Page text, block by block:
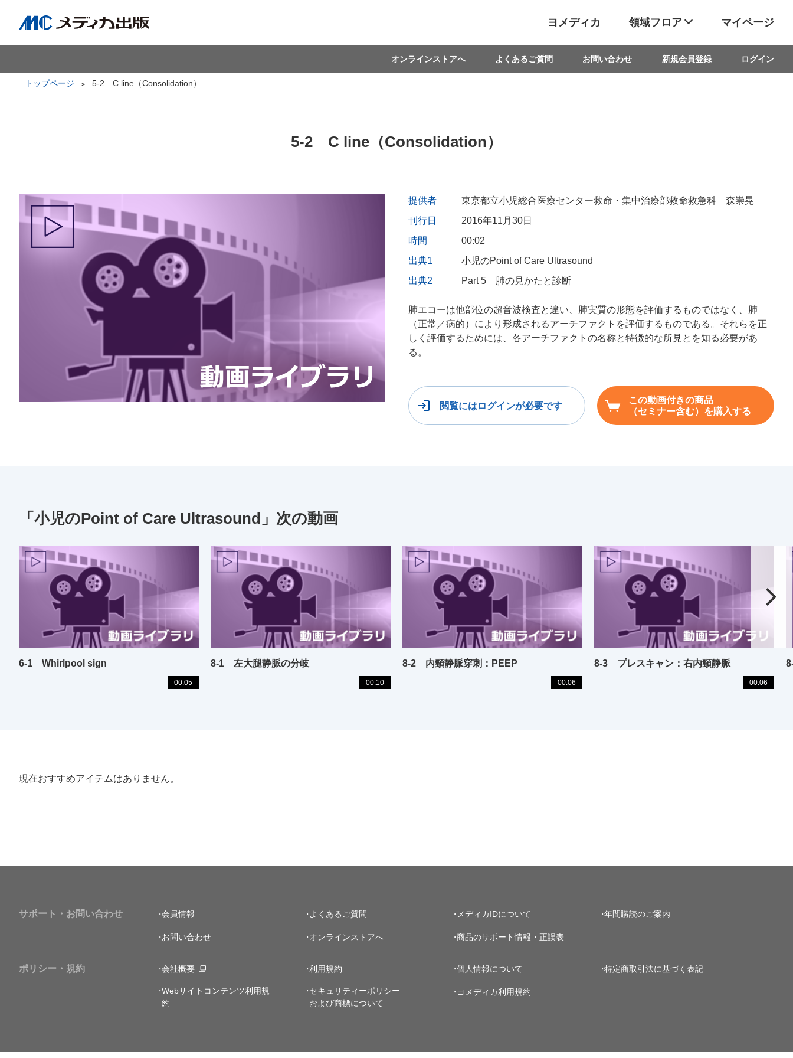
ヨメディカ 領域フロア マイページ
オンラインストアへ よくあるご質問 お問い合わせ 新規会員登録 ログイン
トップページ 5-2 C line（Consolidation）
5-2 C line（Consolidation）
提供者
東京都立小児総合医療センター救命・集中治療部救命救急科 森崇晃
刊行日
2016年11月30日
時間
00:02
出典1
小児のPoint of Care Ultrasound
出典2
Part 5 肺の見かたと診断
肺エコーは他部位の超音波検査と違い、肺実質の形態を評価するものではなく、肺
（正常／病的）により形成されるアーチファクトを評価するものである。それらを正
しく評価するためには、各アーチファクトの名称と特徴的な所見とを知る必要があ
る。
閲覧にはログインが必要です
この動画付きの商品
（セミナー含む）を購入する
「小児のPoint of Care Ultrasound」次の動画
6-1 Whirlpool sign
00:05
8-1 左大腿静脈の分岐
00:10
8-2 内頸静脈穿刺：PEEP
00:06
8-3 プレスキャン：右内頸静脈
00:06
現在おすすめアイテムはありません。
サポート・お問い合わせ 会員情報 よくあるご質問 メディカIDについて 年間購読のご案内
お問い合わせ オンラインストアへ 商品のサポート情報・正誤表
ポリシー・規約 会社概要 利用規約 個人情報について 特定商取引法に基づく表記
Webサイトコンテンツ利用規
約
セキュリティーポリシー
および商標について
ヨメディカ利用規約